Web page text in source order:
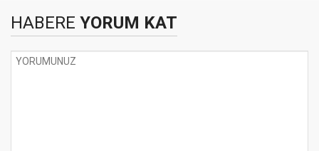
HABERE YORUM KAT